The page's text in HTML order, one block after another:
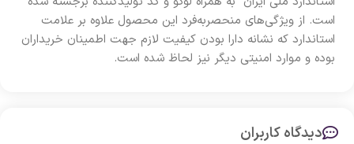
است. از ویژگی‌های منحصربه‌فرد این محصول علاوه‌ بر علامت
استاندارد که نشانه دارا بودن کیفیت لازم جهت اطمینان خریداران
بوده و موارد امنیتی دیگر نیز لحاظ شده است.
دیدگاه کاربران